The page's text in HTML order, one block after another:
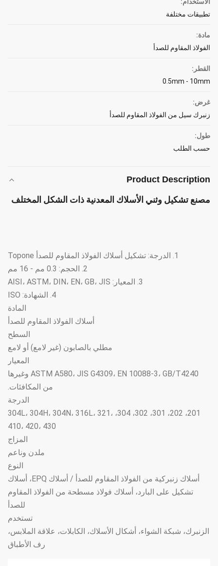
تطبيقات مختلفة
مادة:
الفولاذ المقاوم للصدأ
القطر:
0.5mm - 10mm
غرض:
زنبرك سيل من الفولاذ المقاوم للصدأ
طول:
حسب الطلب
Product Description
مصنع تشكيل وثني الأسلاك المعدنية ذات الشكل المختلف
1. الدرجة: تشكيل أسلاك الفولاذ المقاوم للصدأ Topone
2. الحجم: 0.3 مم - 16 مم
3. المعيار: AISI، ASTM، DIN، EN، GB، JIS
4. الشهادة: ISO
المادة
أسلاك الفولاذ المقاوم للصدأ
السطح
مطلي بالصابون (غير لامع) أو لامع
المعيار
ASTM A580، JIS G4309، EN 10088-3، GB/T4240 وغيرها
من المكافئات.
الدرجة
201، 202، 301، 302، 304، 304L، 304H، 304N، 316L، 321،
410، 420، 430
المزاج
ملدن وناعم
النوع
أسلاك زنبركية من الفولاذ المقاوم للصدأ / أسلاك EPQ، أسلاك
تشكيل على البارد، أسلاك فولاذ مسطحة من الفولاذ المقاوم
للصدأ
تستخدم
الزنبرك، شبكة الشواء، أشكال الأسلاك، الكابلات، علاقة الملابس،
رف الأطباق